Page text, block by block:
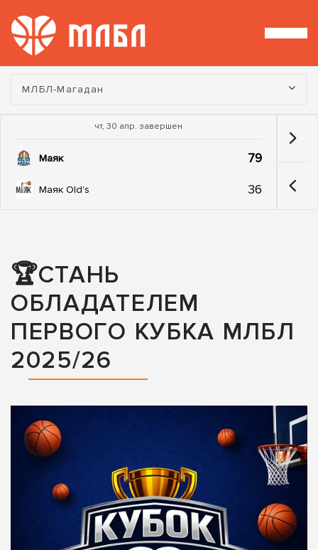
Турнир:
МЛБЛ-Магадан
чт, 30 апр. завершен
Маяк 79
Маяк Old's 36
🏆СТАНЬ
ОБЛАДАТЕЛЕМ
ПЕРВОГО КУБКА МЛБЛ
2025/26